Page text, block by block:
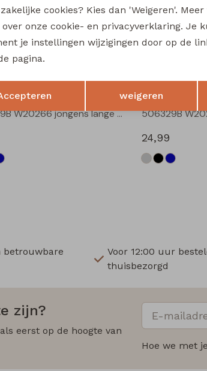
Unlocked
24,99
506329B W20266 jongens lange broek Denim grey
Unlocked
24,99
betrouwbare
Voor 12:00 uur
thuisbezorgd
zijn?
eerst op de hoogte van
Hoe we met
Terug
cookies? Kies dan 'Weigeren'.
over onze cookie- en privacyverklaring. Je
je instellingen wijzigingen door op de
pagina.
weigeren